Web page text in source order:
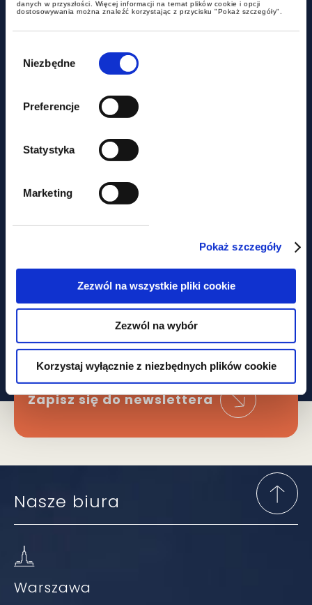
danych w przyszłości. Więcej informacji na temat plików cookie i opcji
dostosowywania można znaleźć korzystając z przycisku "Pokaż szczegóły".
zgody
Niezbędne
Preferencje
Statystyka
Marketing
Pokaż szczegóły
Zezwól na wszystkie pliki cookie
Zezwól na wybór
Korzystaj wyłącznie z niezbędnych plików cookie
aktualności
Nie tylko prawem... Piknik
Obawiasz się,
że ominą Cię
najważniejsze zmiany
W prawie?
Zapisz się do newslettera
Nasze biura
Warszawa